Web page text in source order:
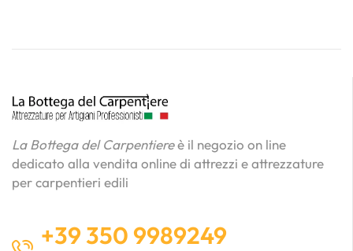
La Bottega del Carpentiereè il negozio on line
dedicato alla vendita online di attrezzi e attrezzature
per carpentieri edili
+39 350 9989249